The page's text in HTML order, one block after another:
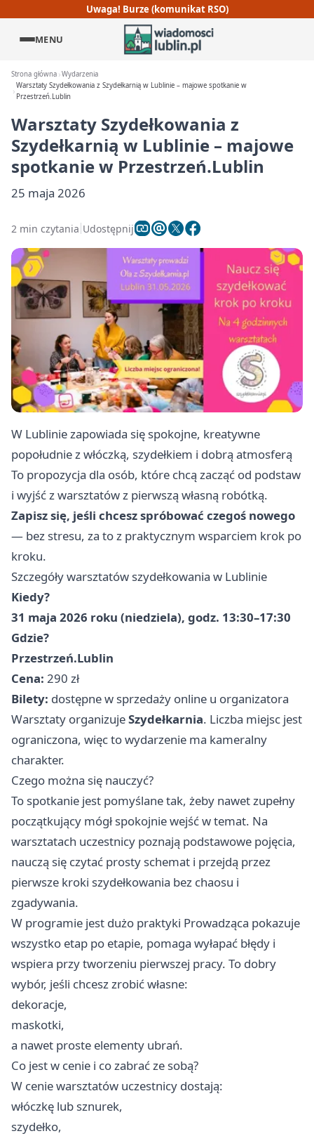
Uwaga! Burze (komunikat RSO)
MENU
Strona główna Wydarzenia
Warsztaty Szydełkowania z Szydełkarnią w Lublinie – majowe spotkanie w
Przestrzeń.Lublin
Warsztaty Szydełkowania z
Szydełkarnią w Lublinie – majowe
spotkanie w Przestrzeń.Lublin
25 maja 2026
2 min czytania Udostępnij
W Lublinie zapowiada się spokojne, kreatywne
popołudnie z włóczką, szydełkiem i dobrą atmosferą
To propozycja dla osób, które chcą zacząć od podstaw
i wyjść z warsztatów z pierwszą własną robótką.
Zapisz się, jeśli chcesz spróbować czegoś nowego
— bez stresu, za to z praktycznym wsparciem krok po
kroku.
Szczegóły warsztatów szydełkowania w Lublinie
Kiedy?
31 maja 2026 roku (niedziela), godz. 13:30–17:30
Gdzie?
Przestrzeń.Lublin
Cena: 290 zł
Bilety: dostępne w sprzedaży online u organizatora
Warsztaty organizujeSzydełkarnia. Liczba miejsc jest
ograniczona, więc to wydarzenie ma kameralny
charakter.
Czego można się nauczyć?
To spotkanie jest pomyślane tak, żeby nawet zupełny
początkujący mógł spokojnie wejść w temat. Na
warsztatach uczestnicy poznają podstawowe pojęcia,
nauczą się czytać prosty schemat i przejdą przez
pierwsze kroki szydełkowania bez chaosu i
zgadywania.
W programie jest dużo praktyki Prowadząca pokazuje
wszystko etap po etapie, pomaga wyłapać błędy i
wspiera przy tworzeniu pierwszej pracy. To dobry
wybór, jeśli chcesz zrobić własne:
dekoracje,
maskotki,
a nawet proste elementy ubrań.
Co jest w cenie i co zabrać ze sobą?
W cenie warsztatów uczestnicy dostają:
włóczkę lub sznurek,
szydełko,